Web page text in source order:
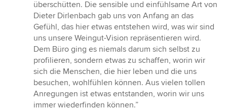
überschütten. Die sensible und einfühlsame Art von
Dieter Dirlenbach gab uns von Anfang an das
Gefühl, das hier etwas entstehen wird, was wir sind
uns unsere Weingut-Vision repräsentieren wird.
Dem Büro ging es niemals darum sich selbst zu
profilieren, sondern etwas zu schaffen, worin wir
sich die Menschen, die hier leben und die uns
besuchen, wohlfühlen können. Aus vielen tollen
Anregungen ist etwas entstanden, worin wir uns
immer wiederfinden können.”